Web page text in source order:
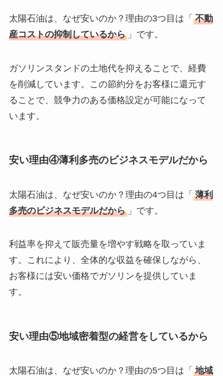
太陽石油は、なぜ安いのか？理由の3つ目は「 不動
産コストの抑制しているから 」です。
ガソリンスタンドの土地代を抑えることで、経費
を削減しています。この節約分をお客様に還元す
ることで、競争力のある価格設定が可能になって
います。
安い理由④薄利多売のビジネスモデルだから
太陽石油は、なぜ安いのか？理由の4つ目は「 薄利
多売のビジネスモデルだから 」です。
利益率を抑えて販売量を増やす戦略を取っていま
す。これにより、全体的な収益を確保しながら、
お客様には安い価格でガソリンを提供していま
す。
安い理由⑤地域密着型の経営をしているから
太陽石油は、なぜ安いのか？理由の5つ目は「 地域